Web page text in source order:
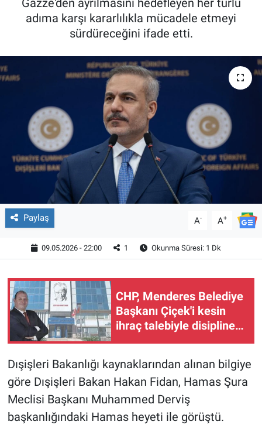
Gazze'den ayrılmasını hedefleyen her türlü
adıma karşı kararlılıkla mücadele etmeyi
sürdüreceğini ifade etti.
Paylaş A- A+
09.05.2026 - 22:00 1 Okunma Süresi: 1 Dk
CHP, Menderes Belediye
Başkanı Çiçek'i kesin
ihraç talebiyle disipline
sevk etti
Dışişleri Bakanlığı kaynaklarından alınan bilgiye
göre Dışişleri Bakan Hakan Fidan, Hamas Şura
Meclisi Başkanı Muhammed Derviş
başkanlığındaki Hamas heyeti ile görüştü.